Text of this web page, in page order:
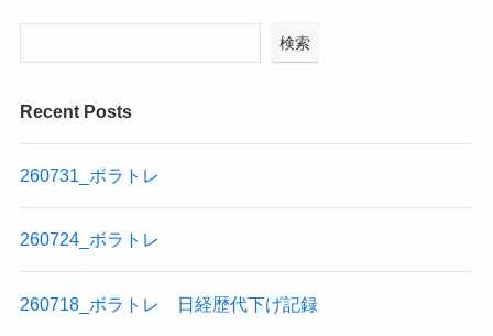
検索
Recent Posts
260731_ボラトレ
260724_ボラトレ
260718_ボラトレ 日経歴代下げ記録